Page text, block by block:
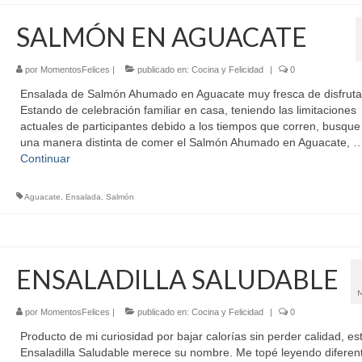
SALMÓN EN AGUACATE
por MomentosFelices publicado en: Cocina y Felicidad 0
Ensalada de Salmón Ahumado en Aguacate muy fresca de
Estando de celebración familiar en casa, teniendo las limitaciones
actuales de participantes debido a los tiempos que corren,
una manera distinta de comer el Salmón Ahumado en Aguacate,
Continuar
Aguacate, Ensalada, Salmón
ENSALADILLA SALUDABLE
por MomentosFelices publicado en: Cocina y Felicidad 0
Producto de mi curiosidad por bajar calorías sin perder calidad,
Ensaladilla Saludable merece su nombre. Me topé leyendo